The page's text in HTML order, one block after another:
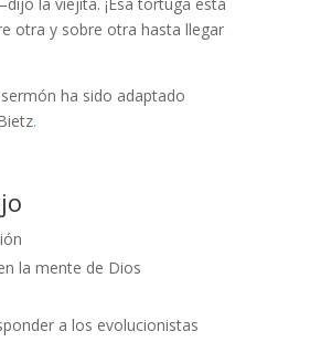
otra y sobre otra hasta llegar
ha sido adaptado
.
la mente de Dios
a los evolucionistas